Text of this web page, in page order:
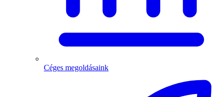
Céges megoldásaink